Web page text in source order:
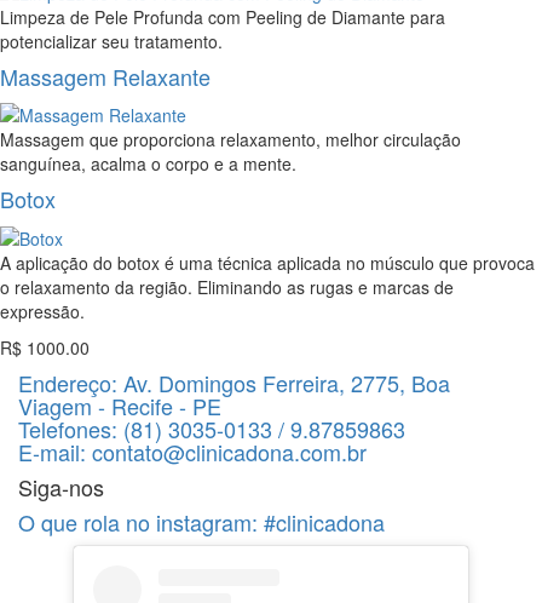
Limpeza de Pele Profunda com Peeling de Diamante para
potencializar seu tratamento.
Massagem Relaxante
Massagem que proporciona relaxamento, melhor circulação
sanguínea, acalma o corpo e a mente.
Botox
A aplicação do botox é uma técnica aplicada no músculo que provoca
o relaxamento da região. Eliminando as rugas e marcas de
expressão.
R$ 1000.00
Endereço: Av. Domingos Ferreira, 2775, Boa
Viagem - Recife - PE
Telefones: (81) 3035-0133 / 9.87859863
E-mail: contato@clinicadona.com.br
Siga-nos
O que rola no instagram: #clinicadona